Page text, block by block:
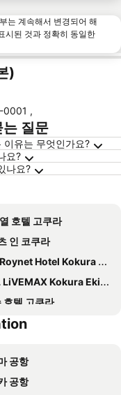
는 계속해서 변경되어 해
시된 것과 정확히 동일한
)
0001 ,
질문
유는 무엇인가요?
요?
나요?
호텔 고쿠라
인 코쿠라
Hotel Kokura Ekimae
Kokura Ekimae
호텔 고쿠라
엄 시모노세키 내추럴 핫 스프링
기타구슈 쿠코
모노세키
공항
공항